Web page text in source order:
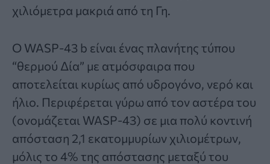
χιλιόμετρα μακριά από τη Γη.
Ο WASP-43 b είναι ένας πλανήτης τύπου
“θερμού Δία” με ατμόσφαιρα που
αποτελείται κυρίως από υδρογόνο, νερό και
ήλιο. Περιφέρεται γύρω από τον αστέρα του
(ονομάζεται WASP-43) σε μια πολύ κοντινή
απόσταση 2,1 εκατομμυρίων χιλιομέτρων,
μόλις το 4% της απόστασης μεταξύ του